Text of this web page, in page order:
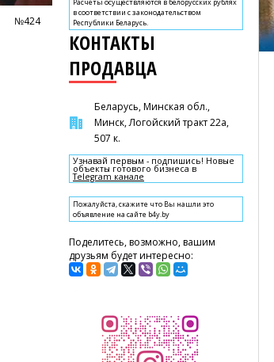
№424
в соответствии с законодательством
Республики Беларусь.
КОНТАКТЫ
ПРОДАВЦА
Беларусь, Минская обл.,
Минск, Логойский тракт 22а,
507 к.
Узнавай первым - подпишись! Новые
объекты готового бизнеса в
Telegram канале
Пожалуйста, скажите что Вы нашли это
объявление на сайте b4y.by
Поделитесь, возможно, вашим
друзьям будет интересно: